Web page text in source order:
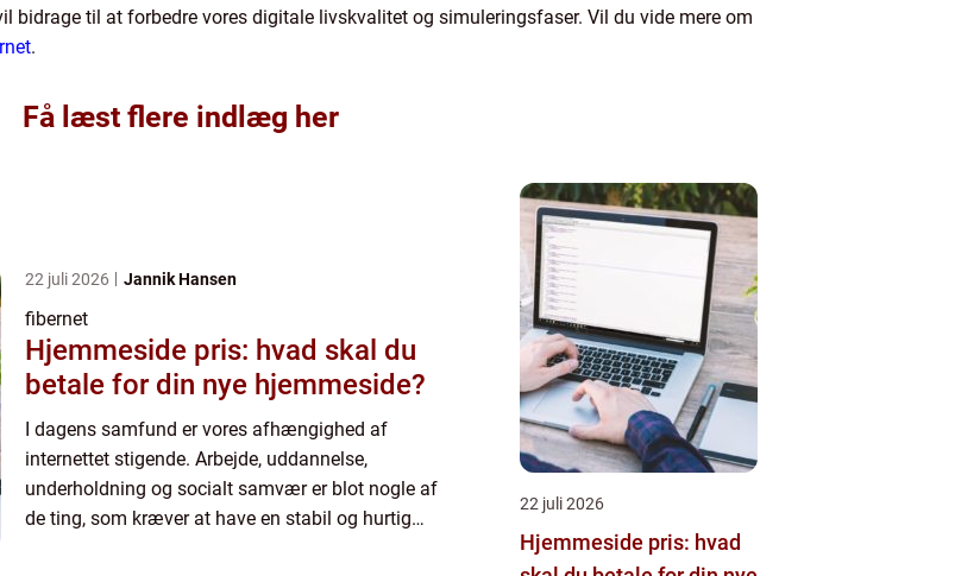
bidrage til at forbedre vores digitale livskvalitet og simuleringsfaser. Vil du vide mere om
.
Få læst flere indlæg her
22 juli 2026 Jannik Hansen
fibernet
Hjemmeside pris: hvad skal du
betale for din nye hjemmeside?
I dagens samfund er vores afhængighed af
internettet stigende. Arbejde, uddannelse,
underholdning og socialt samvær er blot nogle af
de ting, som kræver at have en stabil og hurtig
22 juli 2026
Hjemmeside pris: hvad